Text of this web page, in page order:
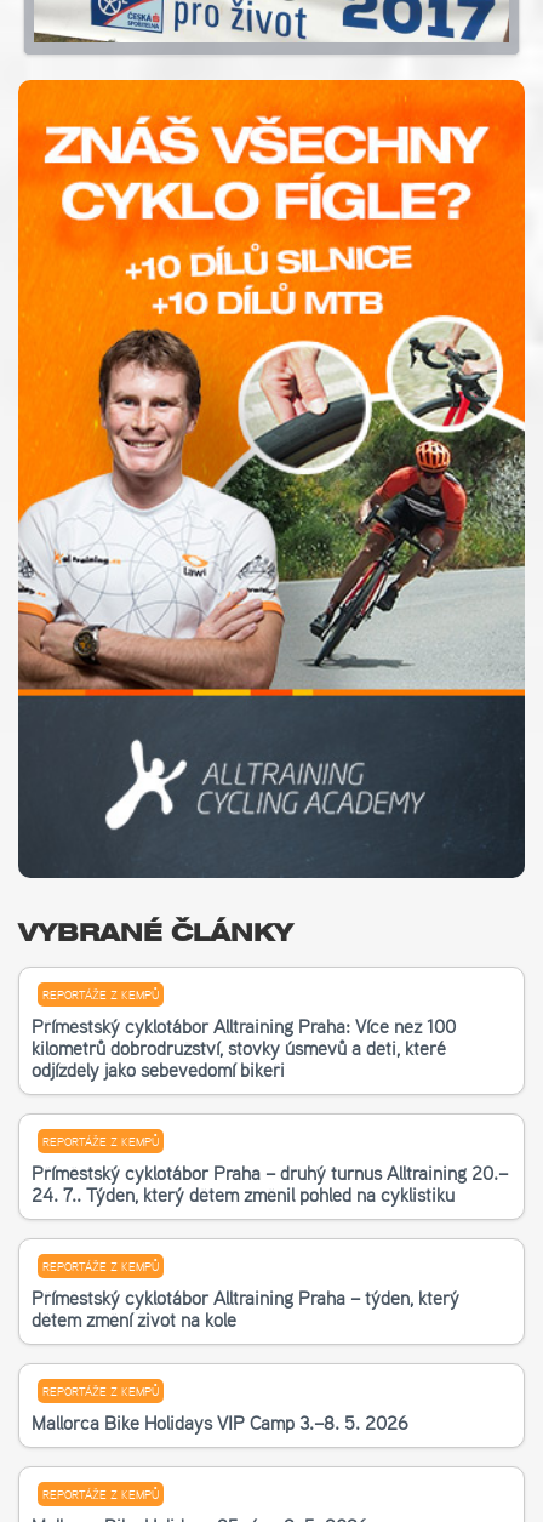
VYBRANÉ ČLÁNKY
REPORTÁŽE Z KEMPŮ
Příměstský cyklotábor Alltraining Praha: Více než 100
kilometrů dobrodružství, stovky úsměvů a děti, které
odjížděly jako sebevědomí bikeři
REPORTÁŽE Z KEMPŮ
Příměstský cyklotábor Praha – druhý turnus Alltraining 20.–
24. 7.. Týden, který dětem změnil pohled na cyklistiku
REPORTÁŽE Z KEMPŮ
Příměstský cyklotábor Alltraining Praha – týden, který
dětem změní život na kole
REPORTÁŽE Z KEMPŮ
Mallorca Bike Holidays VIP Camp 3.–8. 5. 2026
REPORTÁŽE Z KEMPŮ